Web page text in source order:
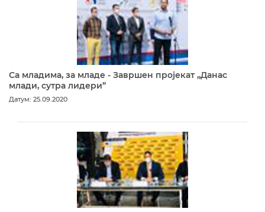
Са младима, за младе - Завршен пројекат „Данас
млади, сутра лидери”
Датум: 25.09.2020